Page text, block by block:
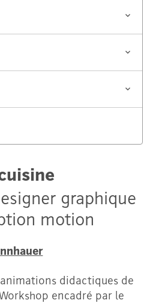
graphique
motion
didactiques de
encadré par le